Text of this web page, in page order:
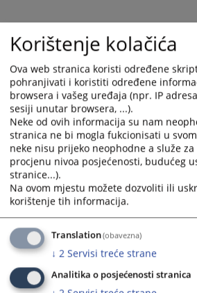
select
a
Press
the
question
mark
key
to
get
the
keyboard
shortcuts
for
changing
dates.
select
a
Press
the
question
mark
key
to
get
keyboard
changing
dates.
Korištenje kolačića
Ova web stranica koristi određene
pohranjivati i koristiti određene
browsera i vašeg uređaja (npr. IP
sesiji unutar browsera, ...).
Neke od ovih informacija su nam
stranica ne bi mogla fukcionisati u
neke nisu prijeko neophodne a služe
procjenu nivoa posjećenosti, budućeg
stranice...).
Na ovom mjestu možete dozvoliti ili
korištenje tih informacija.
Translation(obavezna)
↓ 2 Servisi treće strane
Analitika o posjećenosti stranica